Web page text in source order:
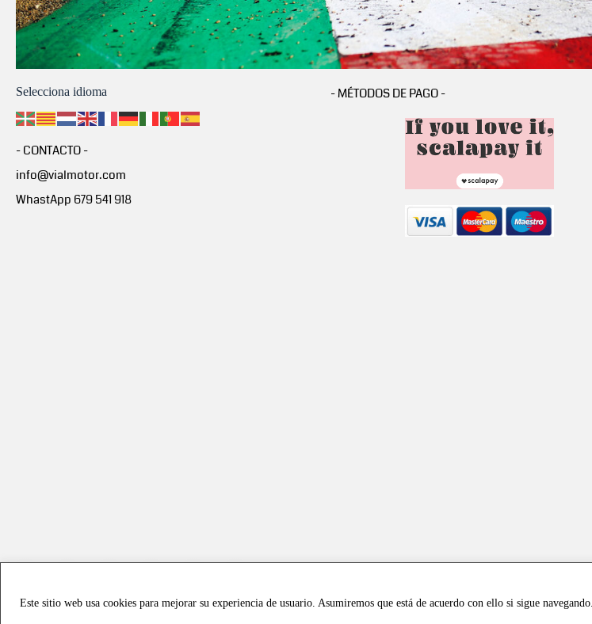
Este sitio web usa cookies para mejorar su experiencia de usuario. Asumiremos que está de acuerdo con ello si sigue navegando.
Selecciona idioma
- CONTACTO -
info@vialmotor.com
WhastApp 679 541 918
- MÉTODOS DE PAGO -